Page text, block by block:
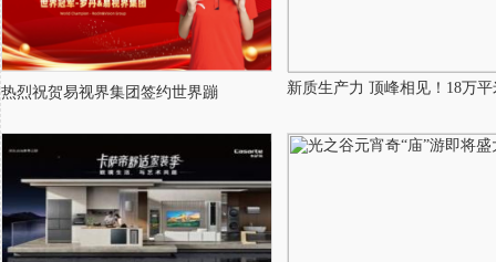
热烈祝贺易视界集团签约世界蹦 新质生产力 顶峰相见！18万平